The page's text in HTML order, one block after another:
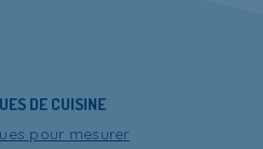
DE CUISINE
pour mesurer